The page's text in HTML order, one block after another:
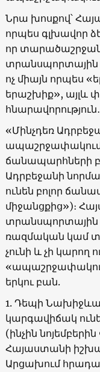
Նրա խոսքով՝
որպես գլխավոր
որ
տրանսպորտային
ոչ միայն որպես
երաշխիք»,
հնարավորություն․
«Մինչդեռ
ապաշրջափակում
ճանապարհների
Ադրբեջանի
ունեն բոլոր
միջանցքից»)։
տրանսպորտային
ռազմական կամ
չունի և չի կարող
երկու բան.
1. Դեպի
կարգավիճակ
(ինչին
Հայաստանի
Արցախում